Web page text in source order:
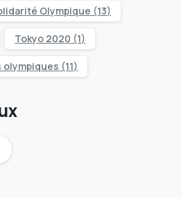
Olympique (13)
Tokyo 2020 (1)
olympiques (11)